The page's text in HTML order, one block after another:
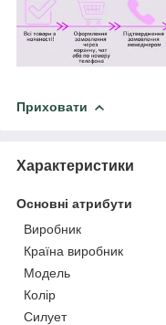
Приховати
Характеристики
Основні атрибути
Виробник
Країна виробник
Модель
Колір
Силует